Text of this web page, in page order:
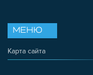
МЕНЮ
Карта сайта